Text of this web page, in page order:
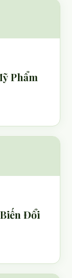
Phẩm
Đổi